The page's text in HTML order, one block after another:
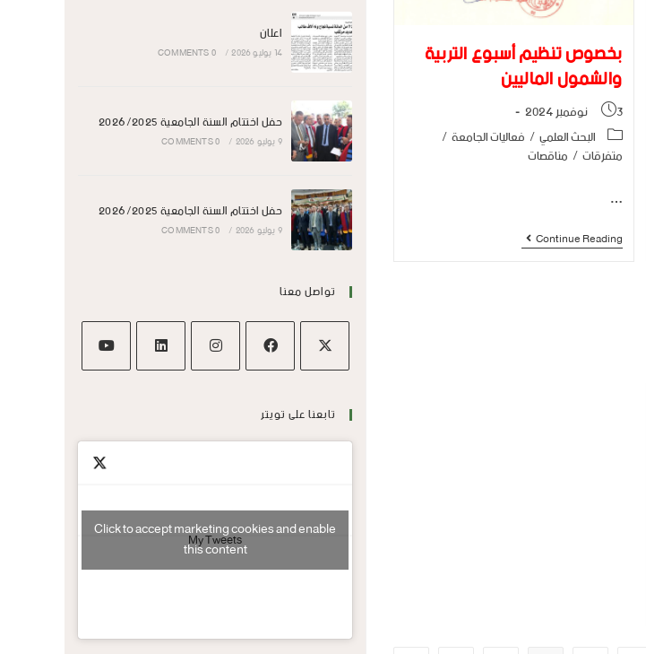
اعلان
14 يوليو 2026 /
0 COMMENTS
حفل اختتام السنة الجامعية 2026/2025
9 يوليو 2026 /
0 COMMENTS
حفل اختتام السنة الجامعية 2026/2025
9 يوليو 2026 /
0 COMMENTS
تواصل معنا
تابعنا على تويتر
My Tweets
Click to accept marketing cookies and enable
this content
بخصوص تنظيم أسبوع التربية
والشمول الماليين
3 نوفمبر 2024
البحث العلمي/ فعاليات الجامعة/
متفرقات/ مناقصات
…
Continue Reading